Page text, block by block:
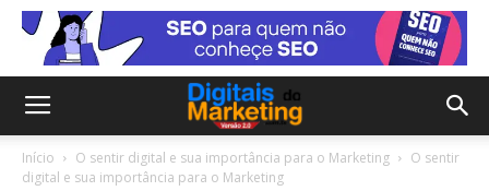
Início O sentir digital e sua importância para o Marketing
O sentir
digital e sua importância para o Marketing